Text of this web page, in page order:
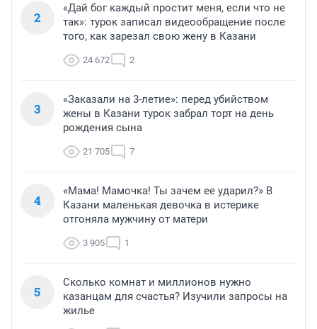
2
«Дай бог каждый простит меня, если что не
так»: турок записал видеообращение после
того, как зарезал свою жену в Казани
24 672 2
3
«Заказали на 3-летие»: перед убийством
жены в Казани турок забрал торт на день
рождения сына
21 705 7
4
«Мама! Мамочка! Ты зачем ее ударил?» В
Казани маленькая девочка в истерике
отгоняла мужчину от матери
3 905 1
5
Сколько комнат и миллионов нужно
казанцам для счастья? Изучили запросы на
жилье